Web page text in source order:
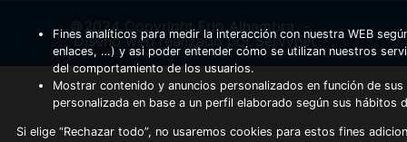
©2024 Copyright Frio Alhambra
Diseño web realizado por Servynet
Fines analíticos para medir la interacción con nuestra WEB
enlaces, …) y asi poder entender cómo se utilizan nuestros
del comportamiento de los usuarios.
Mostrar contenido y anuncios personalizados en función de
personalizada en base a un perfil elaborado según sus hábitos
Si elige “Rechazar todo”, no usaremos cookies para estos fines